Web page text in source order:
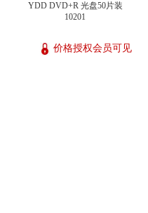
YDD DVD+R 光盘50片装
10201
价格授权会员可见